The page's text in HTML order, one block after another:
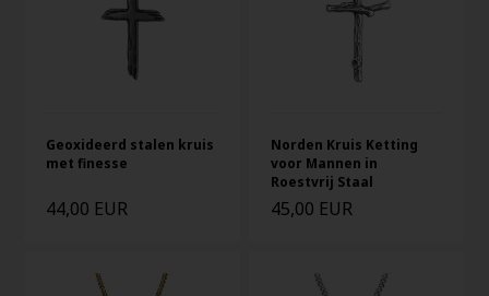
Geoxideerd stalen kruis
met finesse
44,00 EUR
Norden Kruis Ketting
voor Mannen in
Roestvrij Staal
45,00 EUR